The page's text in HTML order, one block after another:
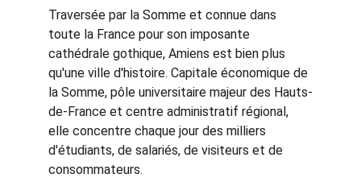
Traversée par la Somme et connue dans
toute la France pour son imposante
cathédrale gothique, Amiens est bien plus
qu'une ville d'histoire. Capitale économique de
la Somme, pôle universitaire majeur des Hauts-
de-France et centre administratif régional,
elle concentre chaque jour des milliers
d'étudiants, de salariés, de visiteurs et de
consommateurs.